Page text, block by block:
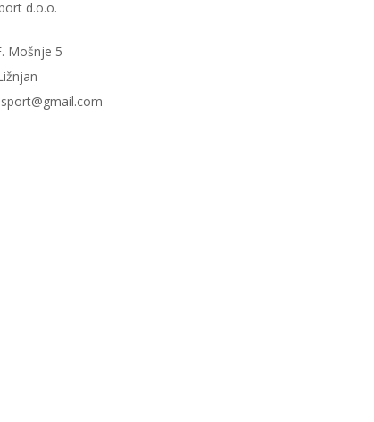
d.o.o.
Mošnje 5